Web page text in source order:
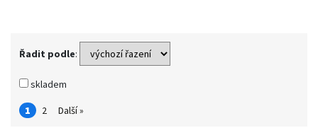
Řadit podle:
skladem
1 2 Další »